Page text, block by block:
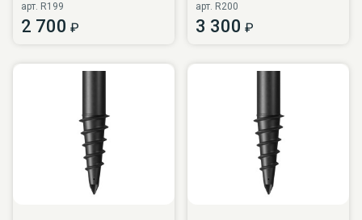
арт. R199
2 700 ₽
арт. R200
3 300 ₽